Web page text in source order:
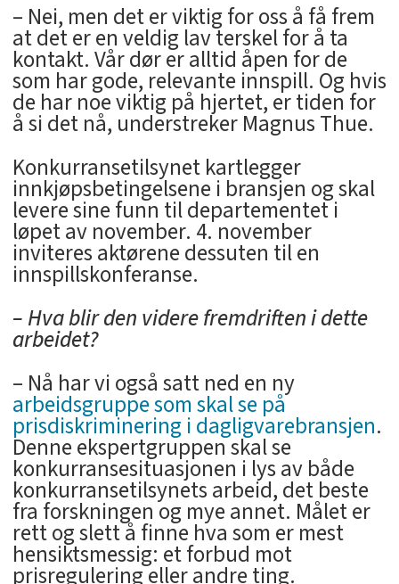
– Nei, men det er viktig for oss å få frem
at det er en veldig lav terskel for å ta
kontakt. Vår dør er alltid åpen for de
som har gode, relevante innspill. Og hvis
de har noe viktig på hjertet, er tiden for
å si det nå, understreker Magnus Thue.
Konkurransetilsynet kartlegger
innkjøpsbetingelsene i bransjen og skal
levere sine funn til departementet i
løpet av november. 4. november
inviteres aktørene dessuten til en
innspillskonferanse.
– Hva blir den videre fremdriften i dette
arbeidet?
– Nå har vi også satt ned en ny
arbeidsgruppe som skal se på
prisdiskriminering i dagligvarebransjen.
Denne ekspertgruppen skal se
konkurransesituasjonen i lys av både
konkurransetilsynets arbeid, det beste
fra forskningen og mye annet. Målet er
rett og slett å finne hva som er mest
hensiktsmessig: et forbud mot
prisregulering eller andre ting.